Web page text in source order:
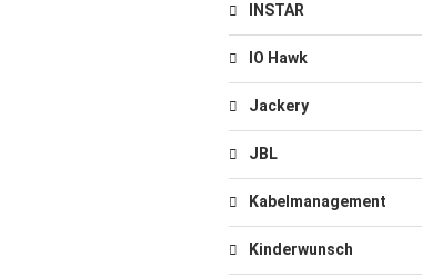
INSTAR
IO Hawk
Jackery
JBL
Kabelmanagement
Kinderwunsch